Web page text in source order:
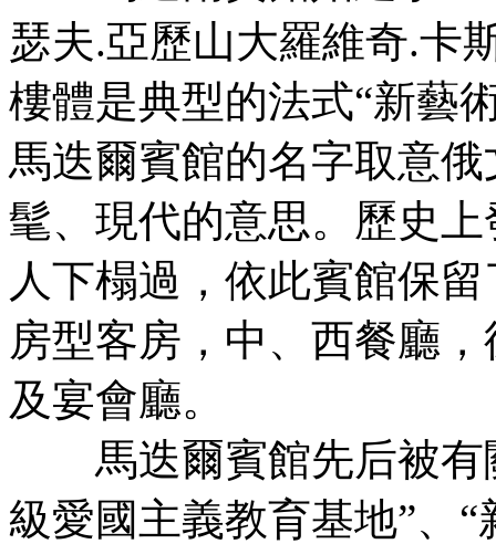
瑟夫.亞歷山大羅維奇.卡
樓體是典型的法式“新藝
馬迭爾賓館的名字取意俄
髦、現代的意思。歷史
人下榻過，依此賓館保
房型客房，中、西餐廳
及宴會廳。
馬迭爾賓館先后被有
級愛國主義教育基地”、